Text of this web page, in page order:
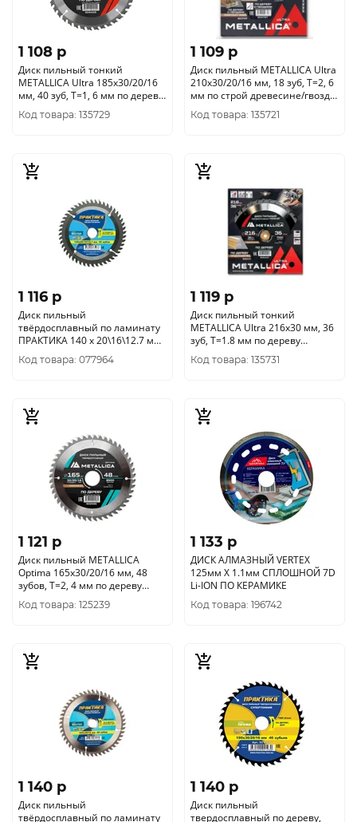
1 108 p
Диск пильный тонкий
METALLICA Ultra 185x30/20/16
мм, 40 зуб, Т=1, 6 мм по дереву
поперечн., 909409
Код товара: 135729
1 109 p
Диск пильный METALLICA Ultra
210x30/20/16 мм, 18 зуб, Т=2, 6
мм по строй древесине/гвозди,
903797
Код товара: 135721
1 116 p
Диск пильный
твёрдосплавный по ламинату
ПРАКТИКА 140 х 20\16\12.7 мм,
48 зубов 775-273
Код товара: 077964
1 119 p
Диск пильный тонкий
METALLICA Ultra 216x30 мм, 36
зуб, Т=1.8 мм по дереву
Код товара: 135731
1 121 p
Диск пильный METALLICA
Optima 165x30/20/16 мм, 48
зубов, Т=2, 4 мм по дереву
поперечный, 902585
Код товара: 125239
1 133 p
ДИСК АЛМАЗНЫЙ VERTEX
125мм X 1.1мм СПЛОШНОЙ 7D
Li-ION ПО КЕРАМИКЕ
Код товара: 196742
1 140 p
Диск пильный
твёрдосплавный по ламинату
1 140 p
Диск пильный
твердосплавный по дереву,